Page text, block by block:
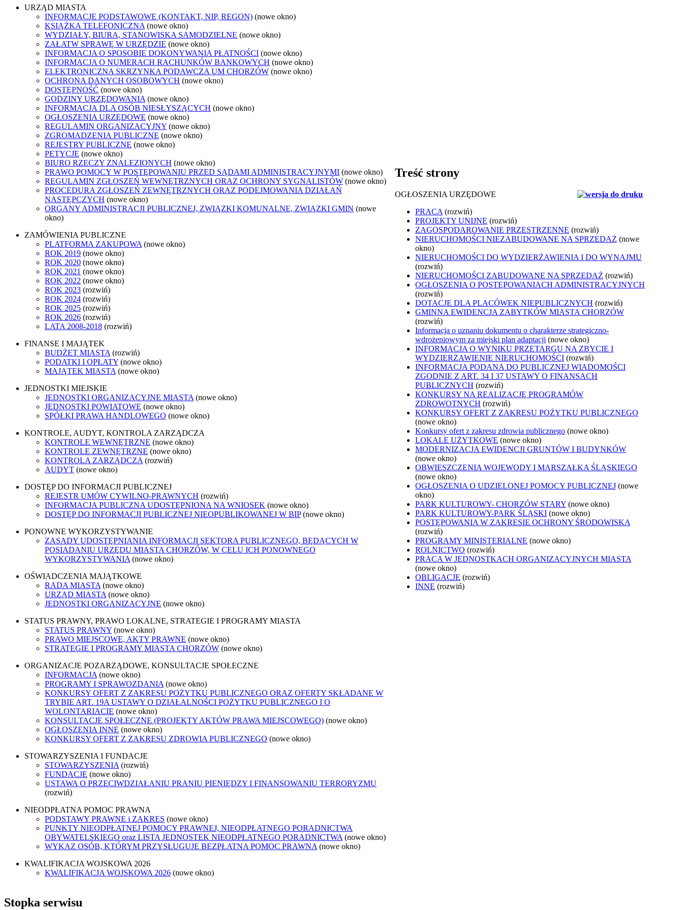
URZĄD MIASTA
INFORMACJE PODSTAWOWE (KONTAKT, NIP, REGON) (nowe okno)
KSIĄŻKA TELEFONICZNA (nowe okno)
WYDZIAŁY, BIURA, STANOWISKA SAMODZIELNE (nowe okno)
ZAŁATW SPRAWĘ W URZĘDZIE (nowe okno)
INFORMACJA O SPOSOBIE DOKONYWANIA PŁATNOŚCI (nowe okno)
INFORMACJA O NUMERACH RACHUNKÓW BANKOWYCH (nowe okno)
ELEKTRONICZNA SKRZYNKA PODAWCZA UM CHORZÓW (nowe okno)
OCHRONA DANYCH OSOBOWYCH (nowe okno)
DOSTĘPNOŚĆ (nowe okno)
GODZINY URZĘDOWANIA (nowe okno)
INFORMACJA DLA OSÓB NIESŁYSZĄCYCH (nowe okno)
OGŁOSZENIA URZĘDOWE (nowe okno)
REGULAMIN ORGANIZACYJNY (nowe okno)
ZGROMADZENIA PUBLICZNE (nowe okno)
REJESTRY PUBLICZNE (nowe okno)
PETYCJE (nowe okno)
BIURO RZECZY ZNALEZIONYCH (nowe okno)
PRAWO POMOCY W POSTĘPOWANIU PRZED SĄDAMI ADMINISTRACYJNYMI (nowe okno)
REGULAMIN ZGŁOSZEŃ WEWNĘTRZNYCH ORAZ OCHRONY SYGNALISTÓW (nowe okno)
PROCEDURA ZGŁOSZEŃ ZEWNĘTRZNYCH ORAZ PODEJMOWANIA DZIAŁAŃ
NASTĘPCZYCH (nowe okno)
ORGANY ADMINISTRACJI PUBLICZNEJ, ZWIĄZKI KOMUNALNE, ZWIĄZKI GMIN (nowe
okno)
ZAMÓWIENIA PUBLICZNE
PLATFORMA ZAKUPOWA (nowe okno)
ROK 2019 (nowe okno)
ROK 2020 (nowe okno)
ROK 2021 (nowe okno)
ROK 2022 (nowe okno)
ROK 2023 (rozwiń)
ROK 2024 (rozwiń)
ROK 2025 (rozwiń)
ROK 2026 (rozwiń)
LATA 2008-2018 (rozwiń)
FINANSE I MAJĄTEK
BUDŻET MIASTA (rozwiń)
PODATKI I OPŁATY (nowe okno)
MAJĄTEK MIASTA (nowe okno)
JEDNOSTKI MIEJSKIE
JEDNOSTKI ORGANIZACYJNE MIASTA (nowe okno)
JEDNOSTKI POWIATOWE (nowe okno)
SPÓŁKI PRAWA HANDLOWEGO (nowe okno)
KONTROLE, AUDYT, KONTROLA ZARZĄDCZA
KONTROLE WEWNĘTRZNE (nowe okno)
KONTROLE ZEWNĘTRZNE (nowe okno)
KONTROLA ZARZĄDCZA (rozwiń)
AUDYT (nowe okno)
DOSTĘP DO INFORMACJI PUBLICZNEJ
REJESTR UMÓW CYWILNO-PRAWNYCH (rozwiń)
INFORMACJA PUBLICZNA UDOSTĘPNIONA NA WNIOSEK (nowe okno)
DOSTĘP DO INFORMACJI PUBLICZNEJ NIEOPUBLIKOWANEJ W BIP (nowe okno)
PONOWNE WYKORZYSTYWANIE
ZASADY UDOSTĘPNIANIA INFORMACJI SEKTORA PUBLICZNEGO, BĘDĄCYCH W
POSIADANIU URZĘDU MIASTA CHORZÓW, W CELU ICH PONOWNEGO
WYKORZYSTYWANIA (nowe okno)
OŚWIADCZENIA MAJĄTKOWE
RADA MIASTA (nowe okno)
URZĄD MIASTA (nowe okno)
JEDNOSTKI ORGANIZACYJNE (nowe okno)
STATUS PRAWNY, PRAWO LOKALNE, STRATEGIE I PROGRAMY MIASTA
STATUS PRAWNY (nowe okno)
PRAWO MIEJSCOWE, AKTY PRAWNE (nowe okno)
STRATEGIE I PROGRAMY MIASTA CHORZÓW (nowe okno)
ORGANIZACJE POZARZĄDOWE, KONSULTACJE SPOŁECZNE
INFORMACJA (nowe okno)
PROGRAMY I SPRAWOZDANIA (nowe okno)
KONKURSY OFERT Z ZAKRESU POŻYTKU PUBLICZNEGO ORAZ OFERTY SKŁADANE W
TRYBIE ART. 19A USTAWY O DZIAŁALNOŚCI POŻYTKU PUBLICZNEGO I O
WOLONTARIACIE (nowe okno)
KONSULTACJE SPOŁECZNE (PROJEKTY AKTÓW PRAWA MIEJSCOWEGO) (nowe okno)
OGŁOSZENIA INNE (nowe okno)
KONKURSY OFERT Z ZAKRESU ZDROWIA PUBLICZNEGO (nowe okno)
STOWARZYSZENIA I FUNDACJE
STOWARZYSZENIA (rozwiń)
FUNDACJE (nowe okno)
USTAWA O PRZECIWDZIAŁANIU PRANIU PIENIĘDZY I FINANSOWANIU TERRORYZMU
(rozwiń)
NIEODPŁATNA POMOC PRAWNA
PODSTAWY PRAWNE i ZAKRES (nowe okno)
PUNKTY NIEODPŁATNEJ POMOCY PRAWNEJ, NIEODPŁATNEGO PORADNICTWA
OBYWATELSKIEGO oraz LISTA JEDNOSTEK NIEODPŁATNEGO PORADNICTWA (nowe okno)
WYKAZ OSÓB, KTÓRYM PRZYSŁUGUJE BEZPŁATNA POMOC PRAWNA (nowe okno)
KWALIFIKACJA WOJSKOWA 2026
KWALIFIKACJA WOJSKOWA 2026 (nowe okno)
Treść strony
OGŁOSZENIA URZĘDOWE
PRACA (rozwiń)
PROJEKTY UNIJNE (rozwiń)
ZAGOSPODAROWANIE PRZESTRZENNE (rozwiń)
NIERUCHOMOŚCI NIEZABUDOWANE NA SPRZEDAŻ (nowe
okno)
NIERUCHOMOŚCI DO WYDZIERŻAWIENIA I DO WYNAJMU
(rozwiń)
NIERUCHOMOŚCI ZABUDOWANE NA SPRZEDAŻ (rozwiń)
OGŁOSZENIA O POSTĘPOWANIACH ADMINISTRACYJNYCH
(rozwiń)
DOTACJE DLA PLACÓWEK NIEPUBLICZNYCH (rozwiń)
GMINNA EWIDENCJA ZABYTKÓW MIASTA CHORZÓW
(rozwiń)
Informacja o uznaniu dokumentu o charakterze strategiczno-
wdrożeniowym za miejski plan adaptacji (nowe okno)
INFORMACJA O WYNIKU PRZETARGU NA ZBYCIE I
WYDZIERŻAWIENIE NIERUCHOMOŚCI (rozwiń)
INFORMACJA PODANA DO PUBLICZNEJ WIADOMOŚCI
ZGODNIE Z ART. 34 I 37 USTAWY O FINANSACH
PUBLICZNYCH (rozwiń)
KONKURSY NA REALIZACJĘ PROGRAMÓW
ZDROWOTNYCH (rozwiń)
KONKURSY OFERT Z ZAKRESU POŻYTKU PUBLICZNEGO
(nowe okno)
Konkursy ofert z zakresu zdrowia publicznego (nowe okno)
LOKALE UŻYTKOWE (nowe okno)
MODERNIZACJA EWIDENCJI GRUNTÓW I BUDYNKÓW
(nowe okno)
OBWIESZCZENIA WOJEWODY I MARSZAŁKA ŚLĄSKIEGO
(nowe okno)
OGŁOSZENIA O UDZIELONEJ POMOCY PUBLICZNEJ (nowe
okno)
PARK KULTUROWY- CHORZÓW STARY (nowe okno)
PARK KULTUROWY-PARK ŚLĄSKI (nowe okno)
POSTĘPOWANIA W ZAKRESIE OCHRONY ŚRODOWISKA
(rozwiń)
PROGRAMY MINISTERIALNE (nowe okno)
ROLNICTWO (rozwiń)
PRACA W JEDNOSTKACH ORGANIZACYJNYCH MIASTA
(nowe okno)
OBLIGACJE (rozwiń)
INNE (rozwiń)
Stopka serwisu